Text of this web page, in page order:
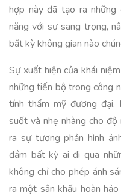
hợp này đã tạo ra những
năng với sự sang trọng,
bất kỳ không gian nào
Sự xuất hiện của khái
những tiến bộ trong công
tính thẩm mỹ đương
suốt và nhẹ nhàng cho
ra sự tương phản hình
đắm bất kỳ ai đi qua
không chỉ cho phép ánh
ra một sân khấu hoàn